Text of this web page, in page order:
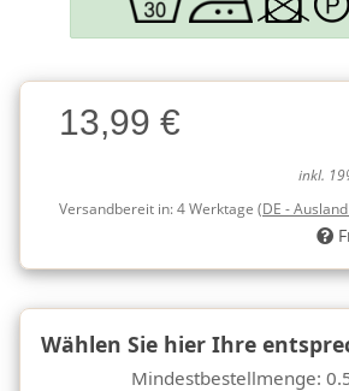
Charge
Charge13,99 €
inkl.
Versandbereit in:4 Werktage (DE -
Wählen Sie hier Ihre
Mindestbestellmenge: